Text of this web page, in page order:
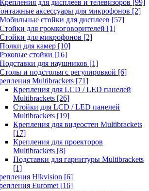
для дисплеев и телевизоров [99]
аксессуары для микрофонов [2]
стойки для дисплеев [57]
для громкоговорителей [1]
для микрофонов [2]
для камер [10]
стойки [16]
для наушников [1]
и подстолья с регулировкой [6]
Multibrackets [71]
Крепления для LCD / LED панелей
Multibrackets [26]
Стойки для LCD / LED панелей
Multibrackets [19]
Крепления для видеостен Multibrackets
[17]
Крепления для проекторов
Multibrackets [8]
Подставки для гарнитуры Multibrackets
[1]
Hikvision [6]
Euromet [16]